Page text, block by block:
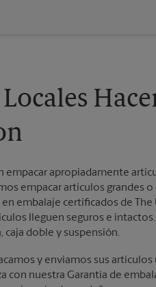
empacar apropiadamente
empacar artículos grandes
embalaje certificados de
lleguen seguros e
caja doble y suspensión.
y enviamos sus
con nuestra Garantía de